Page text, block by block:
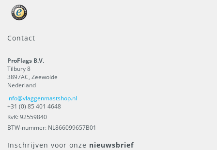
Contact
ProFlags B.V.
Tilbury 8
3897AC, Zeewolde
Nederland
info@vlaggenmastshop.nl
+31 (0) 85 401 4648
KvK: 92559840
BTW-nummer: NL866099657B01
Inschrijven voor onze nieuwsbrief